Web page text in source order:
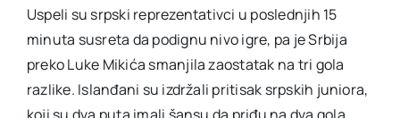
Uspeli su srpski reprezentativci u poslednjih 15
minuta susreta da podignu nivo igre, pa je Srbija
preko Luke Mikića smanjila zaostatak na tri gola
razlike. Islanđani su izdržali pritisak srpskih juniora,